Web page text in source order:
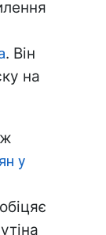
. Він
на
у